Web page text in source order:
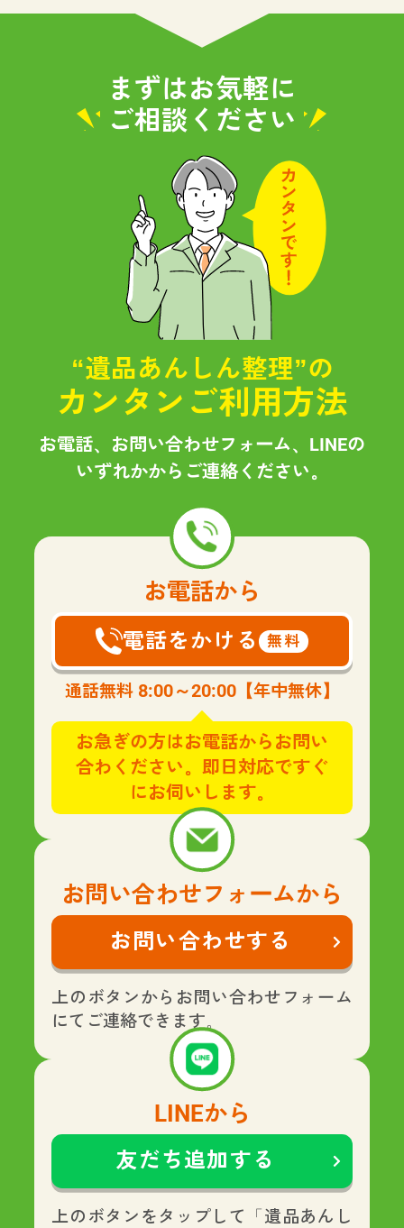
まずはお気軽に
ご相談ください
“遺品あんしん整理”の
カンタンご利用方法
お電話、お問い合わせフォーム、LINEの
いずれかからご連絡ください。
お電話から
電話をかける 無料
通話無料 8:00～20:00 【年中無休】
お急ぎの方はお電話からお問い
合わください。即日対応ですぐ
にお伺いします。
お問い合わせフォームから
お問い合わせする
上のボタンからお問い合わせフォーム
にてご連絡できます。
LINEから
友だち追加する
上のボタンをタップして「遺品あんし